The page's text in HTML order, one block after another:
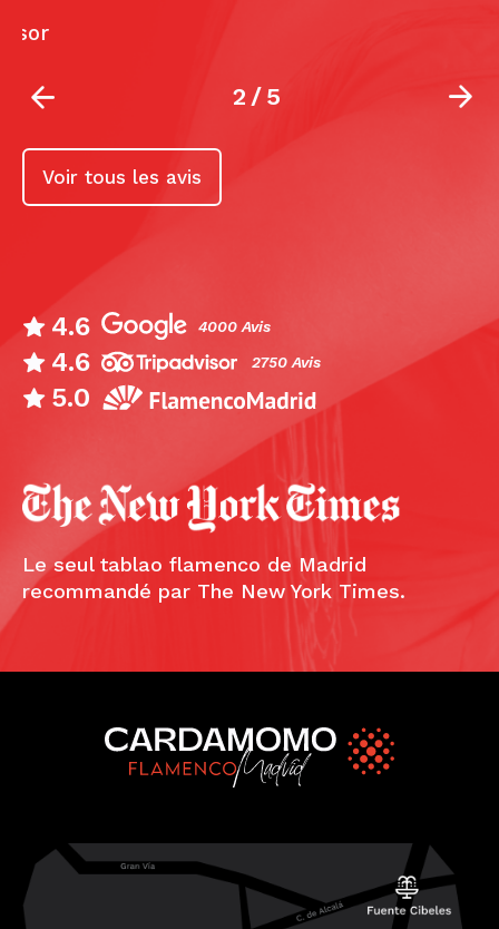
2/5
Voir tous les avis
4.6 4000 Avis
4.6 2750 Avis
5.0
Le seul tablao flamenco de Madrid
recommandé par The New York Times.